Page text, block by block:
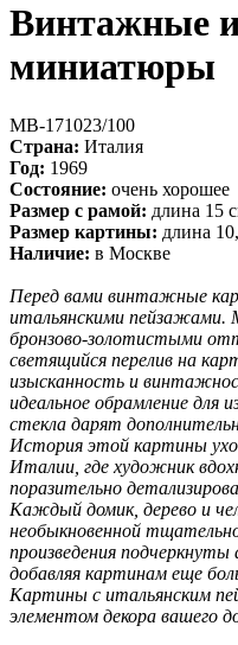
Винтажные
миниатюры
MB-171023/100
Страна: Италия
Год: 1969
Состояние: очень хорошее
Размер с рамой: длина 15
Размер картины: длина
Наличие: в Москве
Перед вами винтажные
итальянскими
бронзово-золотистыми
светящийся перелив на
изысканность и
идеальное обрамление для
стекла дарят
История этой картины
Италии, где художник
поразительно
Каждый домик, дерево и
необыкновенной
произведения
добавляя картинам еще
Картины с итальянским
элементом декора вашего